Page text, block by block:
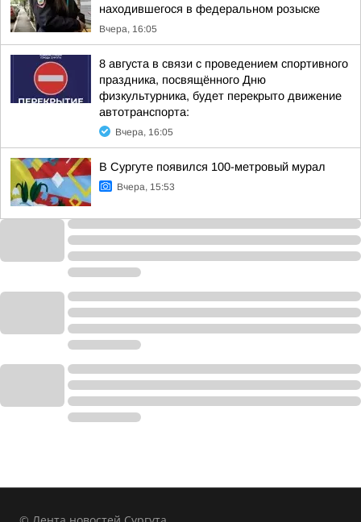
находившегося в федеральном розыске
Вчера, 16:05
8 августа в связи с проведением спортивного
праздника, посвящённого Дню
физкультурника, будет перекрыто движение
автотранспорта:
Вчера, 16:05
В Сургуте появился 100-метровый мурал
Вчера, 15:53